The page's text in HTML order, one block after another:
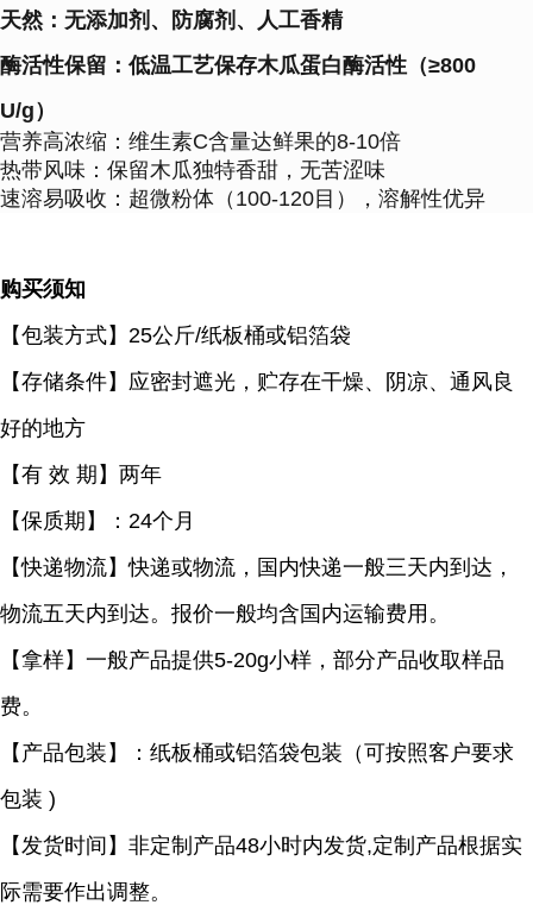
天然：无添加剂、防腐剂、人工香精
酶活性保留 ：低温工艺保存木瓜蛋白酶活性（≥800
U/g）
营养高浓缩 ：维生素C含量达鲜果的8-10倍
热带风味 ：保留木瓜独特香甜，无苦涩味
速溶易吸收 ：超微粉体（100-120目），溶解性优异
购买须知
【包装方式】 25公斤/纸板桶或铝箔袋
【存储条件】应密封遮光，贮存在干燥、阴凉、通风良
好的地方
【有 效 期】两年
【保质期】： 24个月
【快递物流】快递或物流，国内快递一般三天内到达，
物流五天内到达。报价一般均含国内运输费用。
【拿样】一般产品提供5-20g小样，部分产品收取样品
费。
【产品包装】：纸板桶或铝箔袋包装（可按照客户要求
包装 )
【发货时间】非定制产品48小时内发货,定制产品根据实
际需要作出调整。